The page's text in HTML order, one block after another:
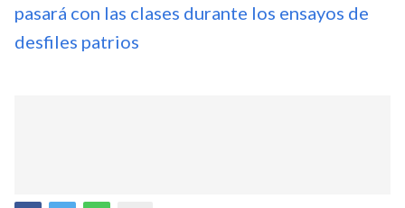
pasará con las clases durante los ensayos de
desfiles patrios